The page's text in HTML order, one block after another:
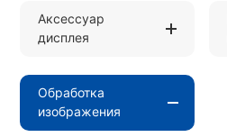
Аксессуар
дисплея
Обработка
изображения